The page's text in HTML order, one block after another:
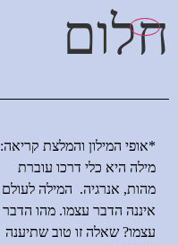
חלום
*אופי המילון והמלצת קריאה:
מילה היא כלי דרכו עוברת
מהות, אנרגיה. המילה לעולם
איננה הדבר עצמו. מהו הדבר
עצמו? שאלה זו טוב שתיענה